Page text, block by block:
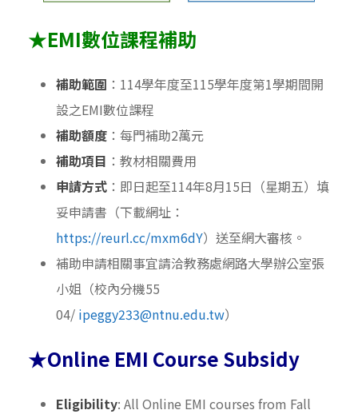
★EMI數位課程補助
補助範圍 ：114學年度至115學年度第1學期間開
設之EMI數位課程
補助額度 ：每門補助2萬元
補助項目 ：教材相關費用
申請方式 ：即日起至114年8月15日（星期五）填
妥申請書（下載網址：
https://reurl.cc/mxm6dY）送至網大審核。
補助申請相關事宜請洽教務處網路大學辦公室張
小姐（校內分機55
04/ ipeggy233@ntnu.edu.tw）
★Online EMI Course Subsidy
Eligibility: All Online EMI courses from Fall